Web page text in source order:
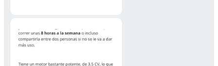
desgasta muchas